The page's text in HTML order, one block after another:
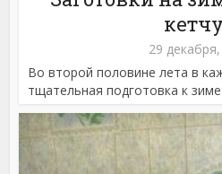
29
Во второй половине лета в
тщательная подготовка к